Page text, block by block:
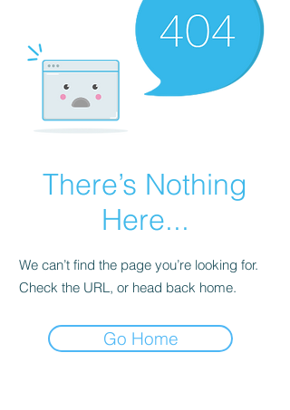
There’s Nothing
Here...
We can’t find the page you’re looking for.
Check the URL, or head back home.
Go Home